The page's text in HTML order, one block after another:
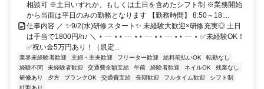
相談可 ※土日いずれか、もしくは土日を含めたシフト制 ※業務開始
から当面は平日のみの勤務となります 【勤務時間】 8:50～18:...
仕事内容 ／ ✨9/2(水)研修スタート✨ 未経験大歓迎×研修充実◎ 土日
は手当で1800円/h♪ ＼ ⋆ ┄ ⋆⋆ ┄ ⋆⋆ ┄ ⋆⋆ ┄ ⋆⋆ ┄ ⋆ ✅未経験OK！
✅祝い金5万円あり！（規定...
業界未経験者歓迎 主婦・主夫歓迎 フリーター歓迎 給料前払いOK
転勤なし
経験不問
未経験者歓迎 交通費全額支給 午前 経験者歓迎 ネイルOK
残業なし
研修あり
夕方 ブランクOK 交通費支給 長期歓迎 フルタイム歓迎
シフト制